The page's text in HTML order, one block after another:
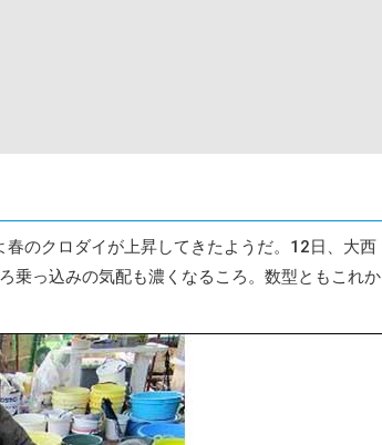
春のクロダイが上昇してきたようだ。12日、大西
乗っ込みの気配も濃くなるころ。数型ともこれか